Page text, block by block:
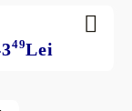
49Lei